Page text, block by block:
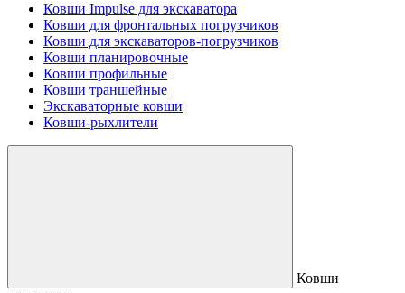
Ковши Impulse для экскаватора
Ковши для фронтальных погрузчиков
Ковши для экскаваторов-погрузчиков
Ковши планировочные
Ковши профильные
Ковши траншейные
Экскаваторные ковши
Ковши-рыхлители
Ковши